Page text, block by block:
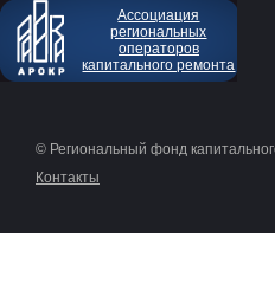
Ассоциация
региональных
операторов
капитального ремонта
© Региональный фонд
Контакты